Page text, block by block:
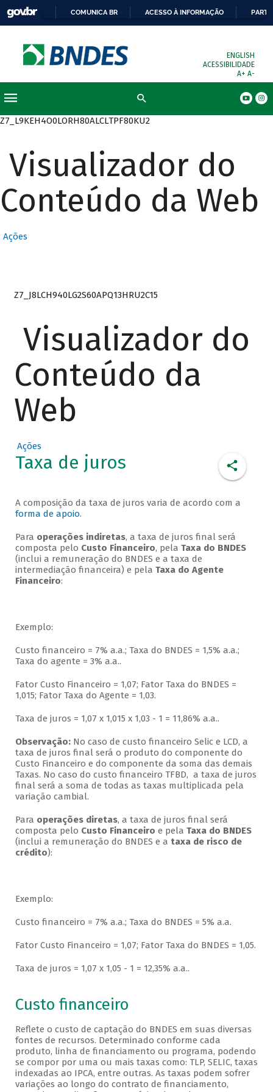
COMUNICA BR ACESSO À INFORMAÇÃO
ENGLISH
ACESSIBILIDADE
A+ A-
Z7_L9KEH4O0LORH80ALCLTPF80KU2
Visualizador do
Conteúdo da Web
Ações
Z7_J8LCH940LG2S60APQ13HRU2C15
Visualizador do
Conteúdo da
Web
Ações
Taxa de juros
A composição da taxa de juros varia de acordo com a
forma de apoio.
Para operações indiretas, a taxa de juros final será
composta pelo Custo Financeiro, pela Taxa do BNDES
(inclui a remuneração do BNDES e a taxa de
intermediação financeira) e pela Taxa do Agente
Financeiro:
Exemplo:
Custo financeiro = 7% a.a.; Taxa do BNDES = 1,5% a.a.;
Taxa do agente = 3% a.a..
Fator Custo Financeiro = 1,07; Fator Taxa do BNDES =
1,015; Fator Taxa do Agente = 1,03.
Taxa de juros = 1,07 x 1,015 x 1,03 - 1 = 11,86% a.a..
Observação:No caso de custo financeiro Selic e LCD, a
taxa de juros final será o produto do componente do
Custo Financeiro e do componente da soma das demais
Taxas. No caso do custo financeiro TFBD, a taxa de juros
final será a soma de todas as taxas multiplicada pela
variação cambial.
Para operações diretas, a taxa de juros final será
composta pelo Custo Financeiro e pela Taxa do BNDES
(inclui a remuneração do BNDES e a taxa de risco de
crédito):
Exemplo:
Custo financeiro = 7% a.a.; Taxa do BNDES = 5% a.a.
Fator Custo Financeiro = 1,07; Fator Taxa do BNDES = 1,05.
Taxa de juros = 1,07 x 1,05 - 1 = 12,35% a.a..
Custo financeiro
Reflete o custo de captação do BNDES em suas diversas
fontes de recursos. Determinado conforme cada
produto, linha de financiamento ou programa, podendo
se compor por uma ou mais taxas como: TLP, SELIC, taxas
indexadas ao IPCA, entre outras. As taxas podem sofrer
variações ao longo do contrato de financiamento,